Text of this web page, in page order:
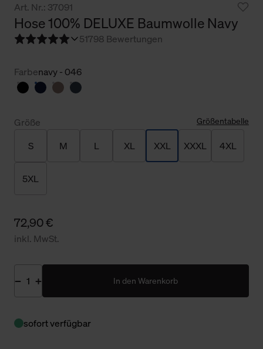
Art. Nr.: 37091
Hose 100% DELUXE Baumwolle Navy
51798 Bewertungen
Farbenavy - 046
Größe Größentabelle
S M L XL XXL XXXL 4XL
5XL
72,90 €
inkl. MwSt.
In den Warenkorb
sofort verfügbar